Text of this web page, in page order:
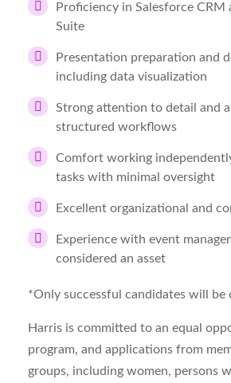
Proficiency in Salesforce
Suite
Presentation preparation and
including data visualization
Strong attention to detail and
structured workflows
Comfort working
tasks with minimal oversight
Excellent organizational and
Experience with event
considered an asset
*Only successful candidates will be
Harris is committed to an equal
program, and applications from
groups, including women, persons